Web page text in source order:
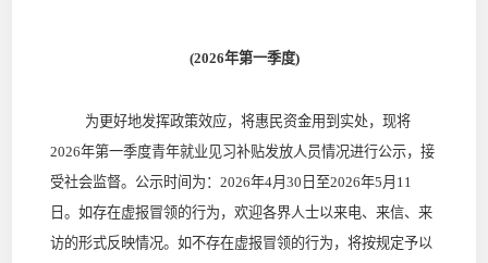
(2026年第一季度)
为更好地发挥政策效应，将惠民资金用到实处，现将
2026年第一季度青年就业见习补贴发放人员情况进行公示，接
受社会监督。公示时间为： 2026年4月 30 日至2026年5 月 11
日。如存在虚报冒领的行为，欢迎各界人士以来电、来信、来
访的形式反映情况。如不存在虚报冒领的行为，将按规定予以